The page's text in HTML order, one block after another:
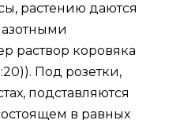
растению даются
раствор коровяка
Под розетки,
подставляются
в равных